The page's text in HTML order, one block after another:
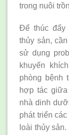
trong nuôi
Để thúc đẩy
thủy sản,
sử dụng
khuyến
phòng bệnh
hợp tác giữa
nhà dinh
phát triển
loài thủy